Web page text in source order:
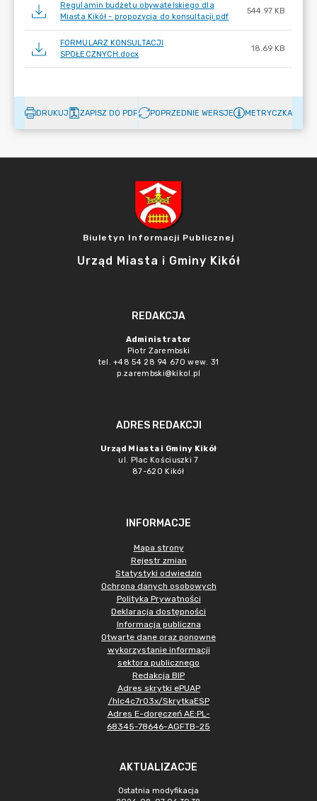
Regulamin budżetu obywatelskiego dla
Miasta Kikół - propozycja do konsultacji.pdf
544.97 KB
FORMULARZ KONSULTACJI
SPOŁECZNYCH.docx
18.69 KB
DRUKUJ ZAPISZ DO PDF POPRZEDNIE WERSJE METRYCZKA
Biuletyn Informacji Publicznej
Urząd Miasta i Gminy Kikół
REDAKCJA
Administrator
Piotr Zarembski
tel. +48 54 28 94 670 wew. 31
p.zarembski@kikol.pl
ADRES REDAKCJI
Urząd Miasta i Gminy Kikół
ul. Plac Kościuszki 7
87-620 Kikół
INFORMACJE
Mapa strony
Rejestr zmian
Statystyki odwiedzin
Ochrona danych osobowych
Polityka Prywatności
Deklaracja dostępności
Informacja publiczna
Otwarte dane oraz ponowne
wykorzystanie informacji
sektora publicznego
Redakcja BIP
Adres skrytki ePUAP
/hlc4c7r03x/SkrytkaESP
Adres E-doręczeń AE:PL-
68345-78646-AGFTB-25
AKTUALIZACJE
Ostatnia modyfikacja